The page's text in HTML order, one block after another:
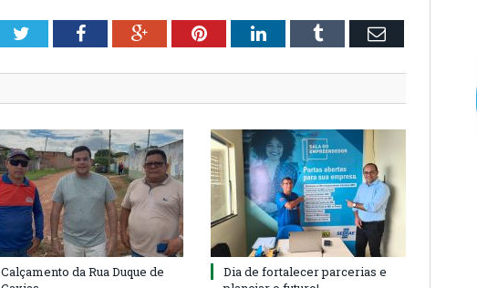
TwitterFacebookGoogle+PinterestLinkedInTumblr Email
Calçamento da Rua Duque de
Dia de fortalecer parcerias e